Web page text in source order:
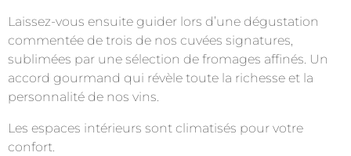
Laissez-vous ensuite guider lors d’une dégustation
commentée de trois de nos cuvées signatures,
sublimées par une sélection de fromages affinés. Un
accord gourmand qui révèle toute la richesse et la
personnalité de nos vins.
Les espaces intérieurs sont climatisés pour votre
confort.